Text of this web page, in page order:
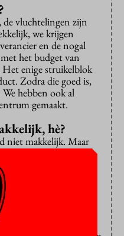
de vluchtelingen zijn
we krijgen
en de nogal
het budget van
Het enige struikelblok
Zodra die goed is,
hebben ook al
gemaakt.
hè?
niet makkelijk. Maar
je doet, creatief te
te steken en
nu kunnen de
bingoën met
het muffinproject. Bij
uit de speeches van
Daarin komt